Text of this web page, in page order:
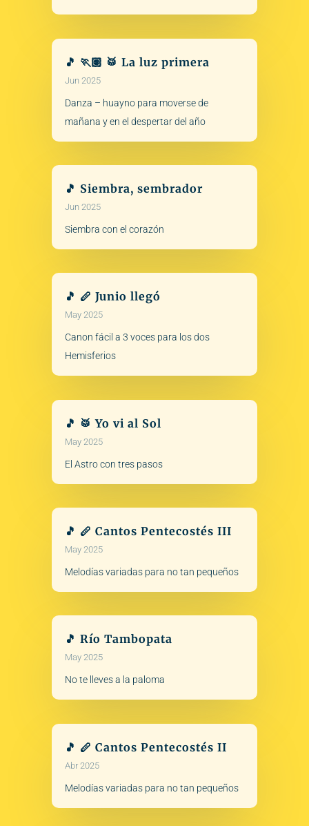
🎵 🏃🏽 🥁 La luz primera
Jun 2025
Danza – huayno para moverse de
mañana y en el despertar del año
🎵 Siembra, sembrador
Jun 2025
Siembra con el corazón
🎵 🪈 Junio llegó
May 2025
Canon fácil a 3 voces para los dos
Hemisferios
🎵 🥁 Yo vi al Sol
May 2025
El Astro con tres pasos
🎵 🪈 Cantos Pentecostés III
May 2025
Melodías variadas para no tan pequeños
🎵 Río Tambopata
May 2025
No te lleves a la paloma
🎵 🪈 Cantos Pentecostés II
Abr 2025
Melodías variadas para no tan pequeños